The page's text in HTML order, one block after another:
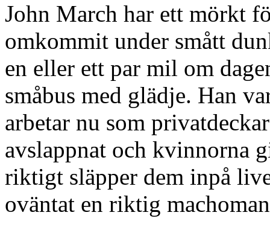
John March har ett mörkt
omkommit under smått
en eller ett par mil om
småbus med glädje. Han
arbetar nu som
avslappnat och kvinnorna
riktigt släpper dem inpå
oväntat en riktig